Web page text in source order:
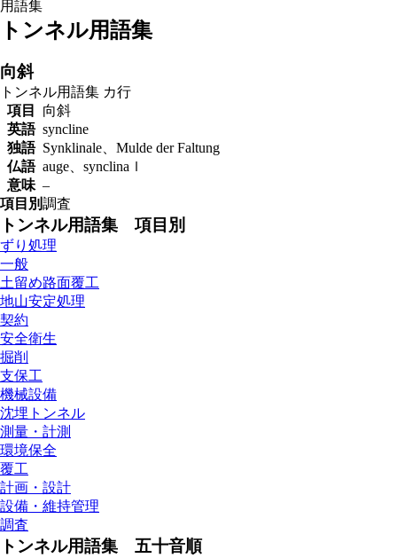
用語集
トンネル用語集
向斜
トンネル用語集 カ行
項目
向斜
英語 syncline
独語 Synklinale、Mulde der Faltung
仏語 auge、synclinaｌ
意味 –
項目別調査
トンネル用語集 項目別
ずり処理
一般
土留め路面覆工
地山安定処理
契約
安全衛生
掘削
支保工
機械設備
沈埋トンネル
測量・計測
環境保全
覆工
計画・設計
設備・維持管理
調査
トンネル用語集 五十音順